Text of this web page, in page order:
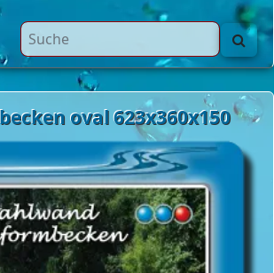
oval 623x360x150